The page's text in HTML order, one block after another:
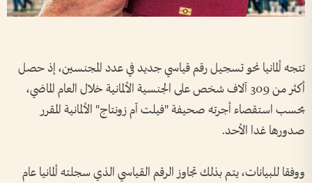
تتجه ألمانيا نحو تسجيل رقم قياسي جديد في عدد المجنسين، إذ حصل
أكثر من 309 آلاف شخص على الجنسية الألمانية خلال العام الماضي،
بحسب استقصاء أجرته صحيفة "فيلت آم زونتاج" الألمانية المقرر
صدورها غدا الأحد.
ووفقا للبيانات، يتم بذلك تجاوز الرقم القياسي الذي سجلته ألمانيا عام